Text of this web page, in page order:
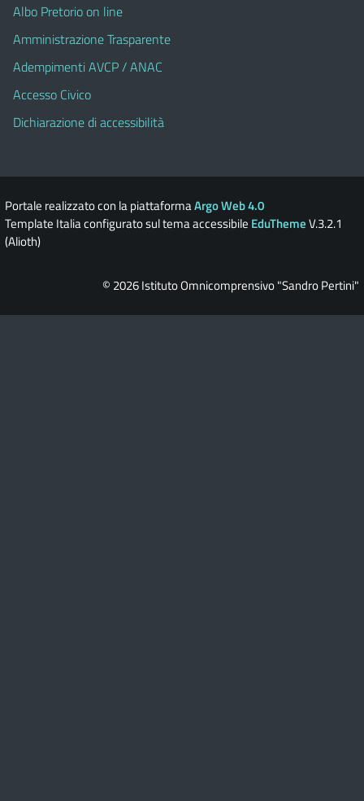
Albo Pretorio on line
Amministrazione Trasparente
Adempimenti AVCP / ANAC
Accesso Civico
Dichiarazione di accessibilità
Portale realizzato con la piattaformaArgo Web 4.0
Template Italia configurato sul tema accessibile EduThemeV.3.2.1
(Alioth)
© 2026 Istituto Omnicomprensivo "Sandro Pertini"